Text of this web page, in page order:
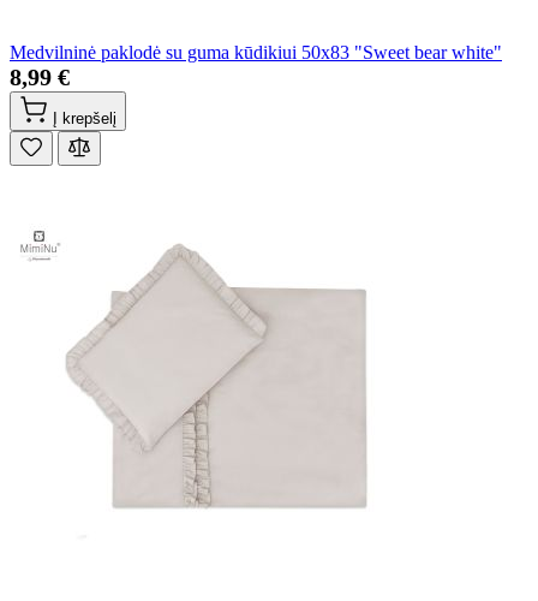
Medvilninė paklodė su guma kūdikiui 50x83 "Sweet bear white"
8,99 €
Į krepšelį